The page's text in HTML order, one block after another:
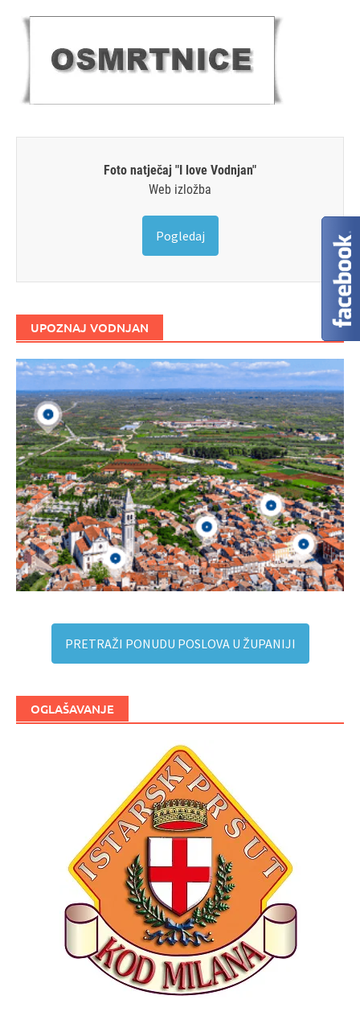
Foto natječaj "I love Vodnjan"
Web izložba
Pogledaj
UPOZNAJ VODNJAN
PRETRAŽI PONUDU POSLOVA U ŽUPANIJI
OGLAŠAVANJE